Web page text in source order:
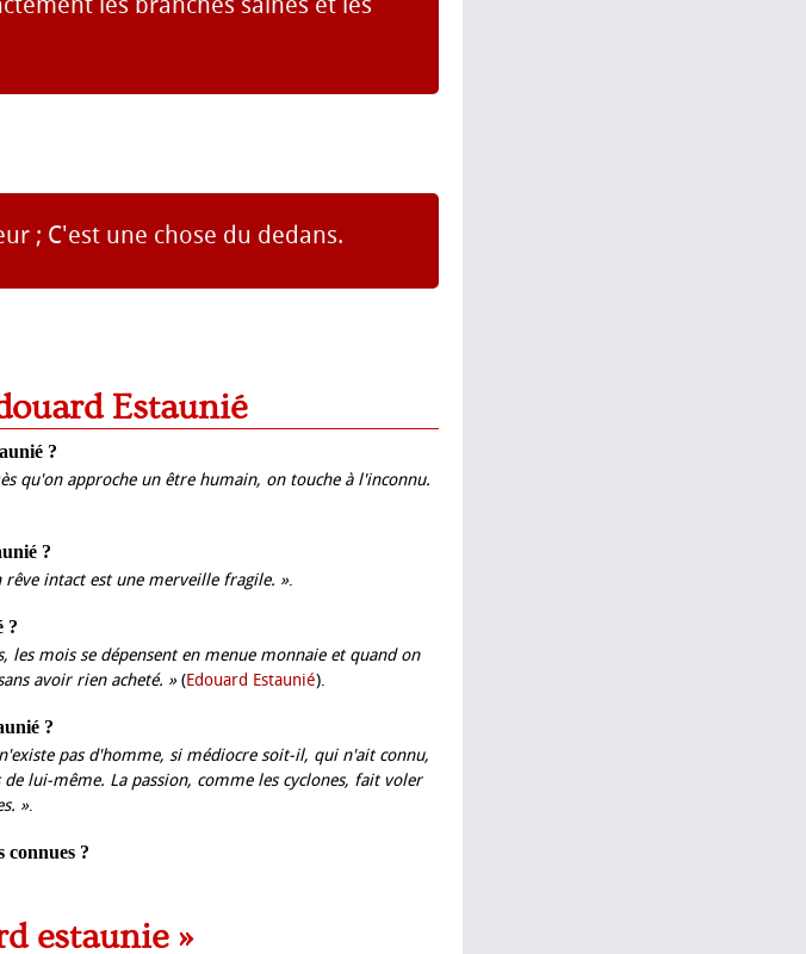
; C'est une chose du dedans.
Estaunié
?
qu'on approche un être humain, on touche à l'inconnu.
?
rêve intact est une merveille fragile. ».
?
les mois se dépensent en menue monnaie et quand on
avoir rien acheté. »(Edouard Estaunié).
?
pas d'homme, si médiocre soit-il, qui n'ait connu,
lui-même. La passion, comme les cyclones, fait voler
».
?
estaunie »